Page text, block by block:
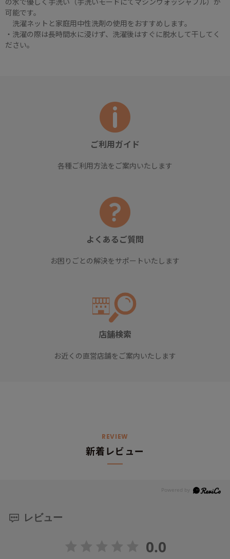
ご利用ガイド
各種ご利用方法をご案内いたします
よくあるご質問
お困りごとの解決をサポートいたします
店舗検索
お近くの直営店舗をご案内いたします
可能です。
洗濯ネットと家庭用中性洗剤の使用をおすすめします。
・洗濯の際は長時間水に浸けず、洗濯後はすぐに脱水して干してく
ださい。
REVIEW
新着レビュー
レビュー
0.0